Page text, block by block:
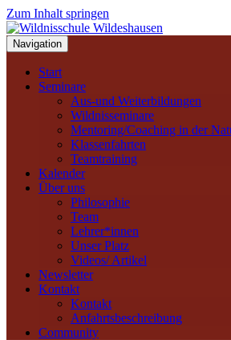
Zum Inhalt springen
Navigation
Start
Seminare
Aus-und Weiterbildungen
Wildnisseminare
Mentoring/Coaching in der
Klassenfahrten
Teamtraining
Kalender
Über uns
Philosophie
Team
Lehrer*innen
Unser Platz
Videos/ Artikel
Newsletter
Kontakt
Kontakt
Anfahrtsbeschreibung
Community